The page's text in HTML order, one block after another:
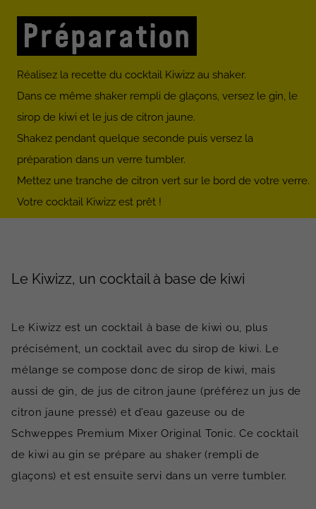
Préparation
Réalisez la recette du cocktail Kiwizz au shaker.
Dans ce même shaker rempli de glaçons, versez le gin, le
sirop de kiwi et le jus de citron jaune.
Shakez pendant quelque seconde puis versez la
préparation dans un verre tumbler.
Mettez une tranche de citron vert sur le bord de votre verre.
Votre cocktail Kiwizz est prêt !
Le Kiwizz, un cocktail à base de kiwi
Le Kiwizz est un cocktail à base de kiwi ou, plus
précisément, un cocktail avec du sirop de kiwi. Le
mélange se compose donc de sirop de kiwi, mais
aussi de gin, de jus de citron jaune (préférez un jus de
citron jaune pressé) et d’eau gazeuse ou de
Schweppes Premium Mixer Original Tonic. Ce cocktail
de kiwi au gin se prépare au shaker (rempli de
glaçons) et est ensuite servi dans un verre tumbler.